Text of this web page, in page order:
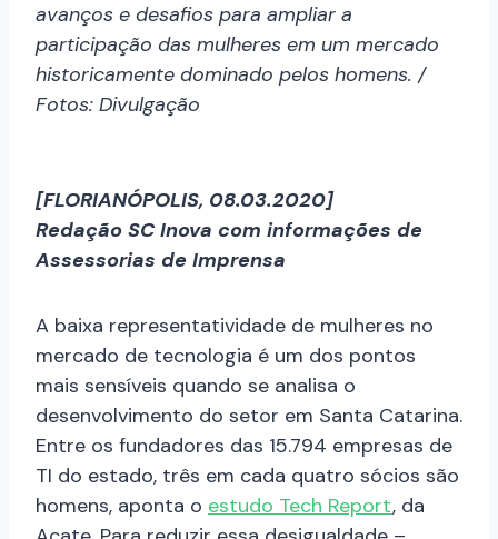
avanços e desafios para ampliar a
participação das mulheres em um mercado
historicamente dominado pelos homens. /
Fotos: Divulgação
[FLORIANÓPOLIS, 08.03.2020]
Redação SC Inova com informações de
Assessorias de Imprensa
A baixa representatividade de mulheres no
mercado de tecnologia é um dos pontos
mais sensíveis quando se analisa o
desenvolvimento do setor em Santa Catarina.
Entre os fundadores das 15.794 empresas de
TI do estado, três em cada quatro sócios são
homens, aponta o estudo Tech Report, da